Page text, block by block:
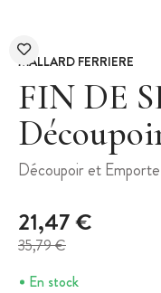
MALLARD FERRIERE
FIN DE
Découpoir et
21,47 €
35,79 €
En stock